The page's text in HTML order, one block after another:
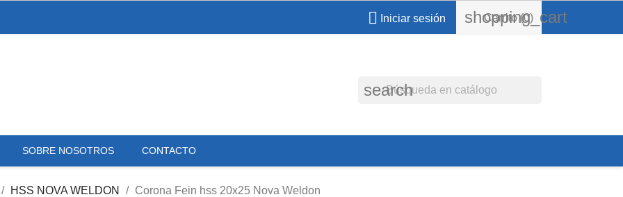
 Iniciar sesión shopping_cart
Carrito (0)
search
SOBRE NOSOTROS CONTACTO
HSS NOVA WELDON Corona Fein hss 20x25 Nova Weldon